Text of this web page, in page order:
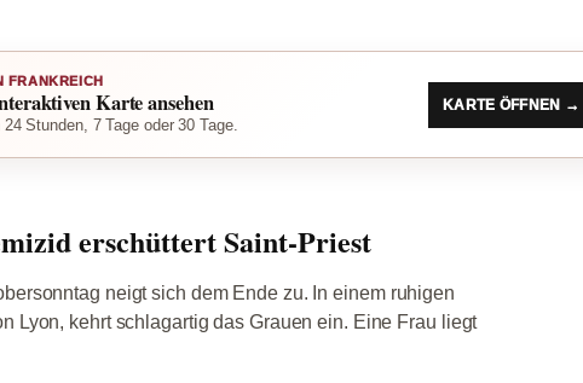
FRANKREICH
Karte ansehen
Stunden, 7 Tage oder 30 Tage.
KARTE ÖFFNEN →
erschüttert Saint-Priest
neigt sich dem Ende zu. In einem ruhigen
Lyon, kehrt schlagartig das Grauen ein. Eine Frau liegt